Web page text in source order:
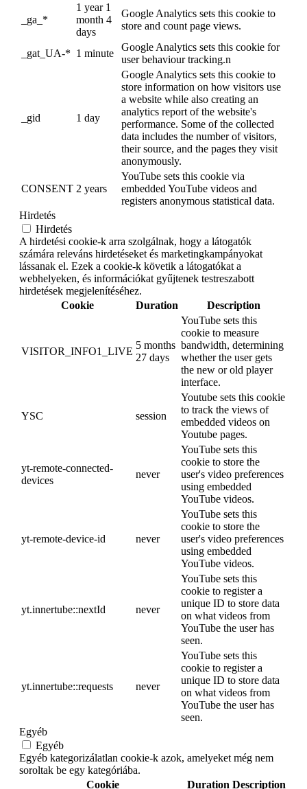
_ga_*
1 year 1
month 4
days
Google Analytics sets this cookie to
store and count page views.
_gat_UA-* 1 minute
Google Analytics sets this cookie for
user behaviour tracking.n
_gid 1 day
Google Analytics sets this cookie to
store information on how visitors use
a website while also creating an
analytics report of the website's
performance. Some of the collected
data includes the number of visitors,
their source, and the pages they visit
anonymously.
CONSENT 2 years
YouTube sets this cookie via
embedded YouTube videos and
registers anonymous statistical data.
Hirdetés
Hirdetés
A hirdetési cookie-k arra szolgálnak, hogy a látogatók
számára releváns hirdetéseket és marketingkampányokat
lássanak el. Ezek a cookie-k követik a látogatókat a
webhelyeken, és információkat gyűjtenek testreszabott
hirdetések megjelenítéséhez.
Cookie
Duration Description
VISITOR_INFO1_LIVE
5 months
27 days
YouTube sets this
cookie to measure
bandwidth, determining
whether the user gets
the new or old player
interface.
YSC session
Youtube sets this cookie
to track the views of
embedded videos on
Youtube pages.
yt-remote-connected-
devices
never
YouTube sets this
cookie to store the
user's video preferences
using embedded
YouTube videos.
yt-remote-device-id never
YouTube sets this
cookie to store the
user's video preferences
using embedded
YouTube videos.
yt.innertube::nextId never
YouTube sets this
cookie to register a
unique ID to store data
on what videos from
YouTube the user has
seen.
yt.innertube::requests never
YouTube sets this
cookie to register a
unique ID to store data
on what videos from
YouTube the user has
seen.
Egyéb
Egyéb
Egyéb kategorizálatlan cookie-k azok, amelyeket még nem
soroltak be egy kategóriába.
Cookie
Duration Description